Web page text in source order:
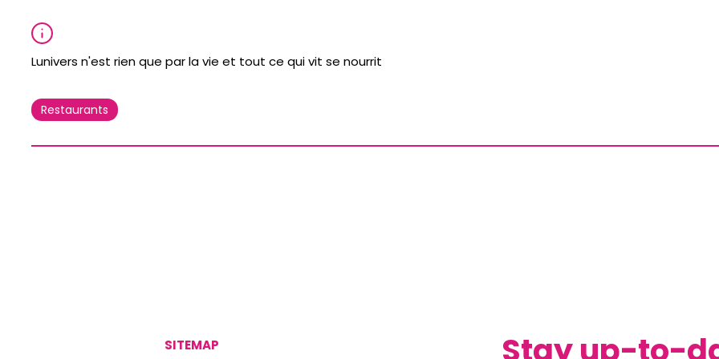
Lunivers n'est rien que par la vie et tout ce qui vit se nourrit
Restaurants
SITEMAP Stay up-to-